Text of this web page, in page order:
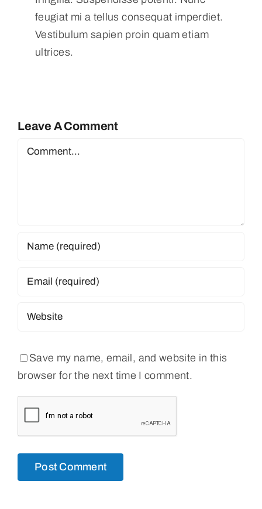
feugiat mi a tellus consequat imperdiet.
Vestibulum sapien proin quam etiam
ultrices.
Leave A Comment
Comment
Save my name, email, and website in this
browser for the next time I comment.